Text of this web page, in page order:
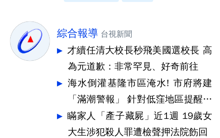
綜合報導 台視新聞
才續任清大校長秒飛美國選校長 高
為元道歉：非常罕見、好奇前往
海水倒灌基隆市區淹水! 市府將建
「滿潮警報」 針對低窪地區提醒防
汛
瞞家人「產子藏屍」近1週 19歲女
大生涉犯殺人罪遭檢聲押法院飭回